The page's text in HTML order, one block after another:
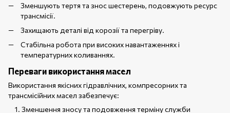
Зменшують тертя та знос шестерень, подовжують ресурс
трансмісії.
Захищають деталі від корозії та перегріву.
Стабільна робота при високих навантаженнях і
температурних коливаннях.
Переваги використання масел
Використання якісних гідравлічних, компресорних та
трансмісійних масел забезпечує:
Зменшення зносу та подовження терміну служби